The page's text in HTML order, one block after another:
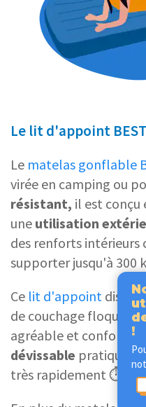
Le lit d'appoint
Le matelas gonflable
virée en camping ou
résistant, il est conçu
une utilisation
des renforts intérieurs
supporter jusqu'à 300
Ce lit d'appoint
de couchage floquée
agréable et
dévissable pratique, il
très rapidement ⏱
!